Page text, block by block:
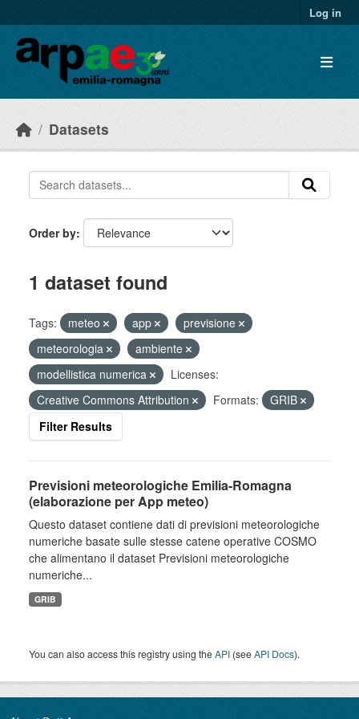
Log in
Datasets
Order by
1 dataset found
Tags: meteo app
previsione
meteorologia
ambiente
modellistica numerica
Licenses:
Creative Commons Attribution
Formats:
GRIB
Filter Results
Previsioni meteorologiche Emilia-Romagna
(elaborazione per App meteo)
Questo dataset contiene dati di previsioni meteorologiche
numeriche basate sulle stesse catene operative COSMO
che alimentano il dataset Previsioni meteorologiche
numeriche...
GRIB
You can also access this registry using theAPI (seeAPI Docs).